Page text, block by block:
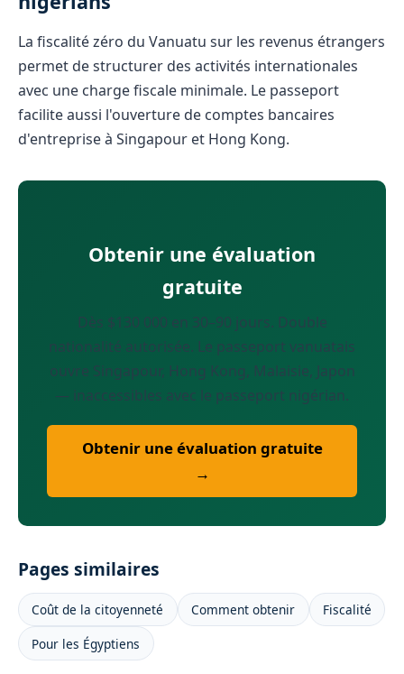
La fiscalité zéro du Vanuatu sur les revenus étrangers
permet de structurer des activités internationales
avec une charge fiscale minimale. Le passeport
facilite aussi l'ouverture de comptes bancaires
d'entreprise à Singapour et Hong Kong.
Obtenir une évaluation
gratuite
Dès $130 000 en 30–90 jours. Double
nationalité autorisée. Le passeport vanuatais
ouvre Singapour, Hong Kong, Malaisie, Japon
— inaccessibles avec le passeport nigérian.
Obtenir une évaluation gratuite
→
Pages similaires
Coût de la citoyenneté Comment obtenir
Fiscalité
Pour les Égyptiens